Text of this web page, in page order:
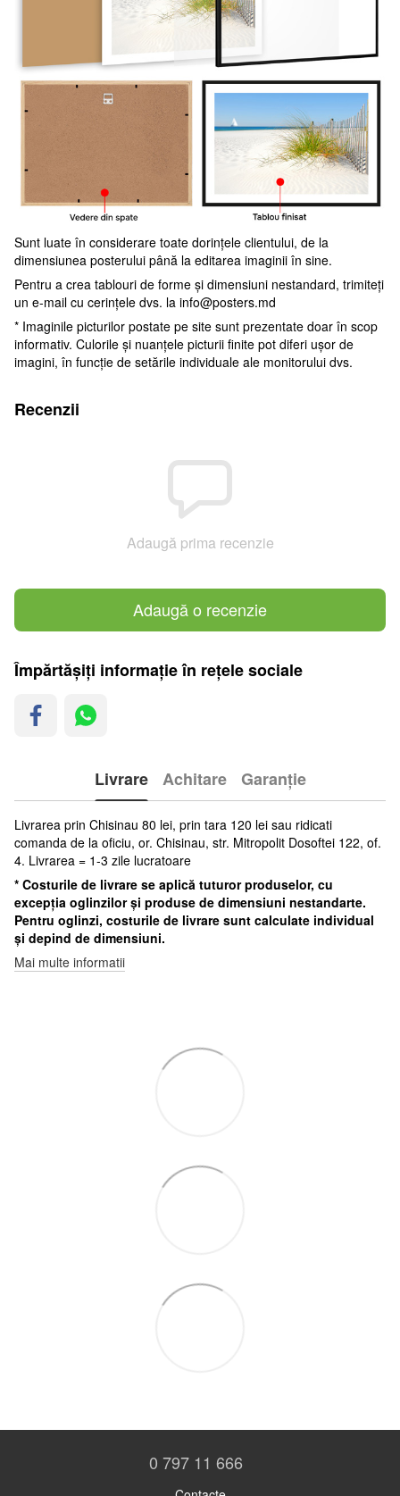
Sunt luate în considerare toate dorințele clientului, de la
dimensiunea posterului până la editarea imaginii în sine.
Pentru a crea tablouri de forme și dimensiuni nestandard, trimiteți
un e-mail cu cerințele dvs. la info@posters.md
* Imaginile picturilor postate pe site sunt prezentate doar în scop
informativ. Culorile și nuanțele picturii finite pot diferi ușor de
imagini, în funcție de setările individuale ale monitorului dvs.
Recenzii
Adaugă prima recenzie
Adaugă o recenzie
Împărtășiți informație în rețele sociale
Livrare Achitare Garanție
Livrarea prin Chisinau 80 lei, prin tara 120 lei sau ridicati
comanda de la oficiu, or. Chisinau, str. Mitropolit Dosoftei 122, of.
4. Livrarea = 1-3 zile lucratoare
* Costurile de livrare se aplică tuturor produselor, cu
excepția oglinzilor și produse de dimensiuni nestandarte.
Pentru oglinzi, costurile de livrare sunt calculate individual
și depind de dimensiuni.
Mai multe informatii
0 797 11 666